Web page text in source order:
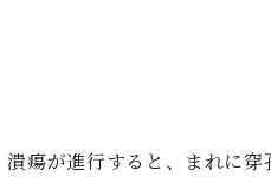
瘍が進行すると、まれに